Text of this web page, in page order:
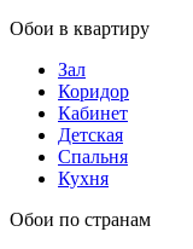
Обои в квартиру
Зал
Коридор
Кабинет
Детская
Спальня
Кухня
Обои по странам